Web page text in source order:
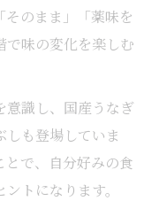
のまま」「薬味を
で味の変化を楽しむ
意識し、国産うなぎ
も登場していま
とで、自分好みの食
トになります。